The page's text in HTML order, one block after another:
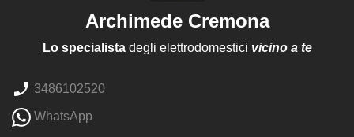
Archimede Cremona
Lo specialistadegli elettrodomestici vicino a te
3486102520
WhatsApp